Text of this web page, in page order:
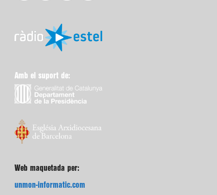
Amb el suport de:
Web maquetada per:
unmon-informatic.com